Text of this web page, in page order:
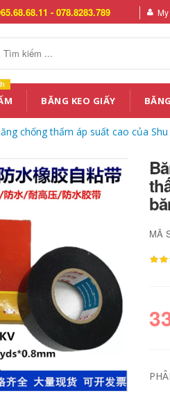
- 078.8283.789
BĂNG KEO GIẤY
chống thấm áp suất cao của
MÃ